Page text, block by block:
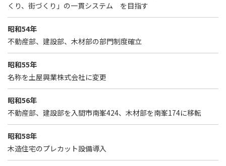
くり、街づくり」の一貫システム を目指す
昭和54年
不動産部、建設部、木材部の部門制度確立
昭和55年
名称を土屋興業株式会社に変更
昭和56年
不動産部、建設部を入間市南峯424、木材部を南峯174に移転
昭和58年
木造住宅のプレカット設備導入